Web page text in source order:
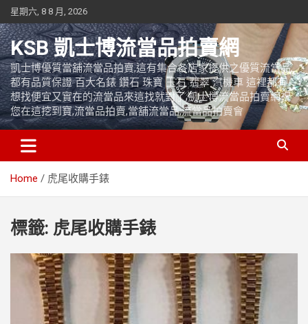
Skip
to
content
星期六, 8 8 月, 2026
KSB 凱士博流當品拍賣網
凱士博優質當舖流當品拍賣,這有集合各店家提供之優質流當品,
都有品質保證 百大名錶 鑽石 珠寶 玉石 翡翠 汽機車 這裡都有
想找便宜又實在的流當品來這找就對了,凱士博流當品拍賣網祝
您在這挖到寶,流當品拍賣,當舖流當品,流當品拍賣會
Home 虎尾收購手錶
標籤: 虎尾收購手錶